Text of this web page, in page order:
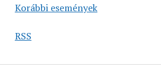
Korábbi események
RSS